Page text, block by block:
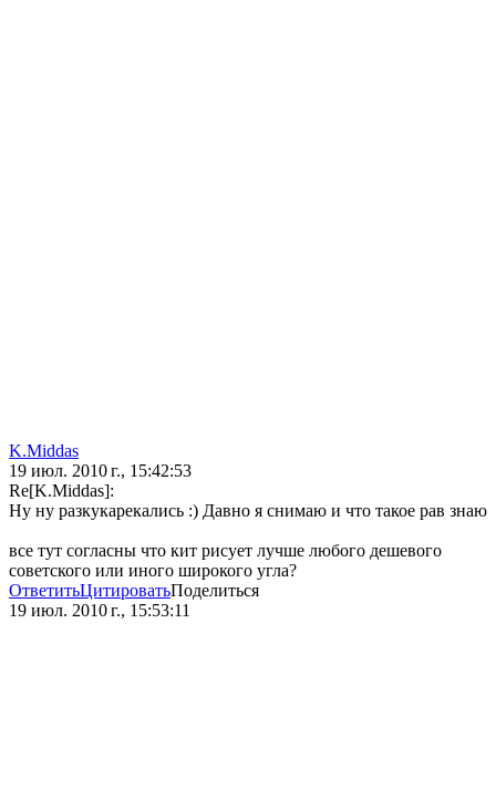
K.Middas
19 июл. 2010 г., 15:42:53
Re[K.Middas]:
Ну ну разкукарекались :) Давно я снимаю и что такое рав знаю
все тут согласны что кит рисует лучше любого дешевого
советского или иного широкого угла?
ОтветитьЦитироватьПоделиться
19 июл. 2010 г., 15:53:11